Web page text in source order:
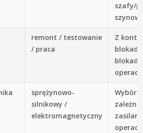
szafy/
remont / testowanie
/ praca
Z
operacji
sprężynowo-
silnikowy /
elektromagnetyczny
Wybór